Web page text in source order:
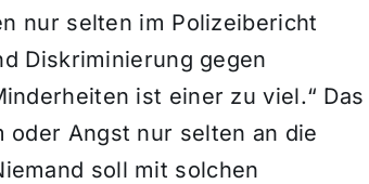
nur selten im Polizeibericht
Diskriminierung gegen
ist einer zu viel.“ Das
oder Angst nur selten an die
soll mit solchen